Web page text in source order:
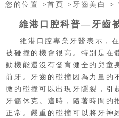
您的位置 >首頁 > 牙齒美白 >
維港口腔科普—牙齒
維港口腔專業牙醫表示，
被碰撞的機會很高。特別是在
動機能還沒有發育健全的兒童
前牙。牙齒的碰撞因為力量的
微的碰撞可以出現牙隱裂，引
牙髓休克。這時，隨著時間的
正常。嚴重的碰撞可以將牙神